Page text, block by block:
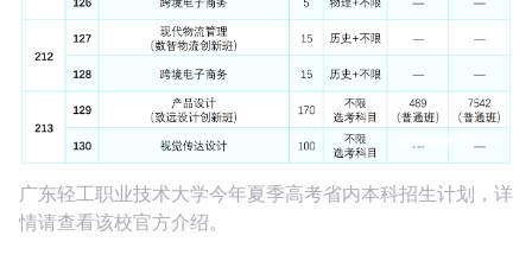
广东轻工职业技术大学今年夏季高考省内本科招生计划，详
情请查看该校官方介绍。